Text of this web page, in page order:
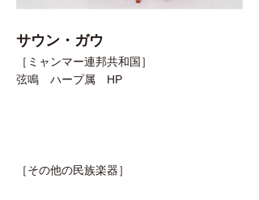
サウン・ガウ
［ミャンマー連邦共和国］
弦鳴 ハープ属 HP
［その他の民族楽器］